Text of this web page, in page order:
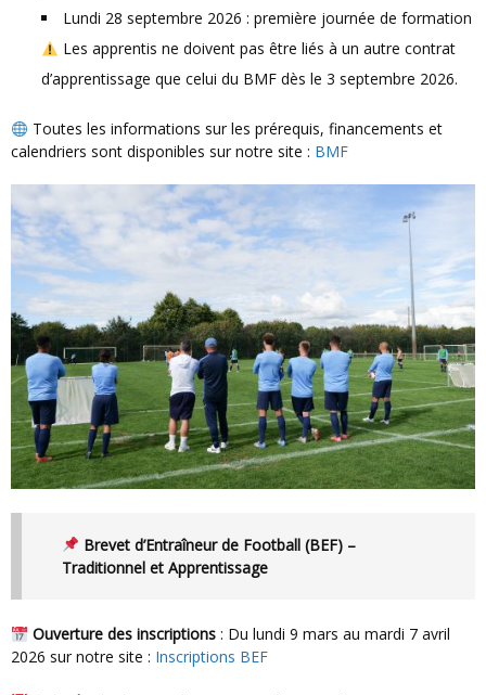
Lundi 28 septembre 2026 : première journée de formation
Les apprentis ne doivent pas être liés à un autre contrat
d’apprentissage que celui du BMF dès le 3 septembre 2026.
Toutes les informations sur les prérequis, financements et
calendriers sont disponibles sur notre site : BMF
Brevet d’Entraîneur de Football (BEF) –
Traditionnel et Apprentissage
Ouverture des inscriptions : Du lundi 9 mars au mardi 7 avril
2026 sur notre site : Inscriptions BEF